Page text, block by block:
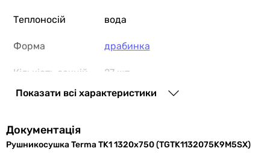
Теплоносій вода
Форма драбинка
Кількість секцій 27 шт
Профіль труби кругла
Розташування
рушникосушки
Показати всі характеристики
Документація
Рушникосушка Terma TK1 1320x750 (TGTK1132075K9M5SX)